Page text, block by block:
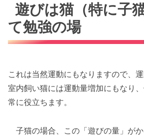
遊びは猫（特に子
て勉強の場
これは当然運動にもなりますので、
室内飼い猫には運動量増加にもなり
常に役立ちます。
子猫の場合、この「遊びの量」が